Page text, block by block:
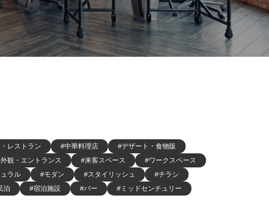
レストラン #中華料理店
#デザート・食物販
観・エントランス #来客スペース
#ワークスペース
ラル #モダン #スタイリッシュ
#チラシ
泊 #宿泊施設 #バー
#ミッドセンチュリー